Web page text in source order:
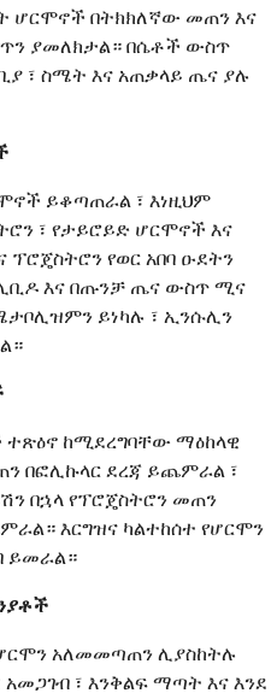
ሆርሞኖች በትክክለኛው መጠን እና
ያመለክታል። በሴቶች ውስጥ
፣ ስሜት እና አጠቃላይ ጤና ያሉ
ይቆጣጠራል ፣ እነዚህም
፣ የታይሮይድ ሆርሞኖች እና
የወር አበባ ዑደትን
እና በጡንቻ ጤና ውስጥ ሚና
ይነካሉ ፣ ኢንሱሊን
ተጽዕኖ ከሚደረግባቸው ማዕከላዊ
በፎሊኩላር ደረጃ ይጨምራል ፣
በኋላ የፕሮጄስትሮን መጠን
እርግዝና ካልተከሰተ የሆርሞን
ይመራል።
አለመመጣጠን ሊያስከትሉ
፣ እንቅልፍ ማጣት እና እንደ